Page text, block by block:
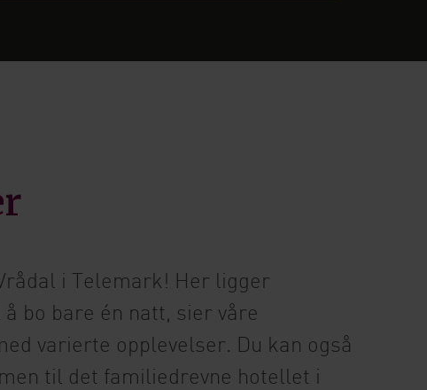
i Telemark! Her ligger
bo bare én natt, sier våre
varierte opplevelser. Du kan også
til det familiedrevne hotellet i